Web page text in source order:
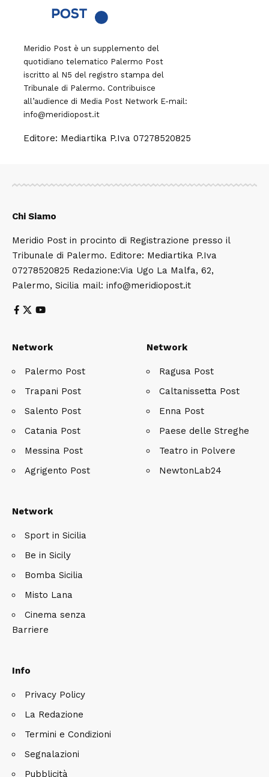
Meridio Post è un supplemento del
quotidiano telematico Palermo Post
iscritto al N5 del registro stampa del
Tribunale di Palermo. Contribuisce
all’audience di Media Post Network E-mail:
info@meridiopost.it
Editore: Mediartika P.Iva 07278520825
Chi Siamo
Meridio Post in procinto di Registrazione presso il
Tribunale di Palermo. Editore: Mediartika P.Iva
07278520825 Redazione:Via Ugo La Malfa, 62,
Palermo, Sicilia mail: info@meridiopost.it
Network
Palermo Post
Trapani Post
Salento Post
Catania Post
Messina Post
Agrigento Post
Network
Ragusa Post
Caltanissetta Post
Enna Post
Paese delle Streghe
Teatro in Polvere
NewtonLab24
Network
Sport in Sicilia
Be in Sicily
Bomba Sicilia
Misto Lana
Cinema senza
Barriere
Info
Privacy Policy
La Redazione
Termini e Condizioni
Segnalazioni
Pubblicità